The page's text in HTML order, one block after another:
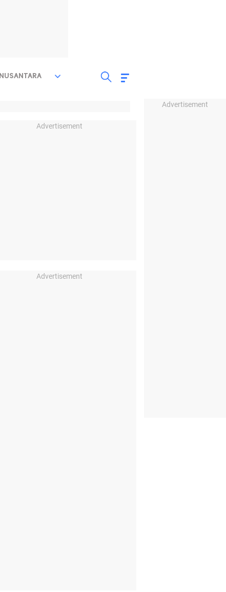
Advertisement
NUSANTARA
Advertisement
Advertisement